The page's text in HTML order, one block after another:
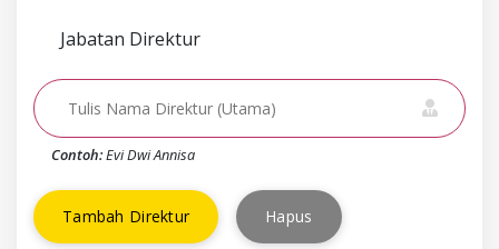
Jabatan Direktur
Contoh:Evi Dwi Annisa
Tambah Direktur Hapus